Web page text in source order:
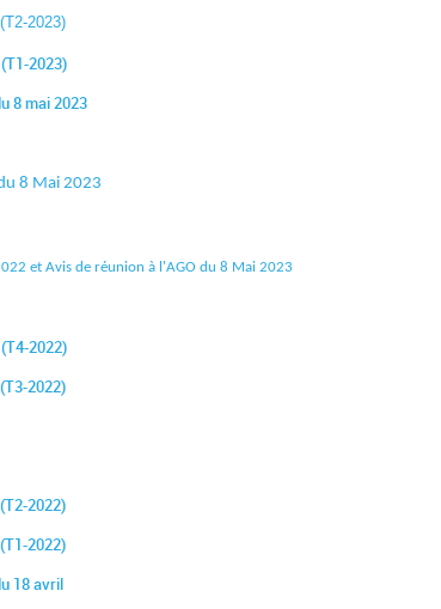
2023)
2023)
8 mai 2023
8 Mai 2023
et Avis de réunion à l'AGO du 8 Mai 2023
2022)
2022)
2022)
2022)
18 avril